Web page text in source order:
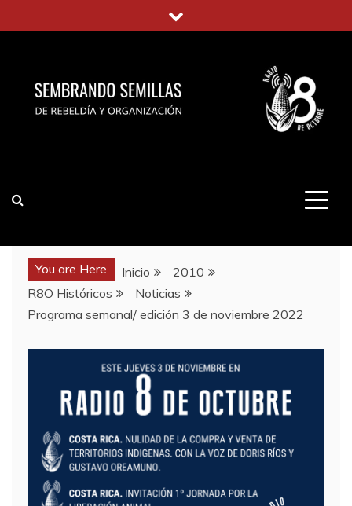
al
You are Here Inicio
2010
R8O Históricos
Noticias
Programa semanal/ edición 3 de noviembre 2022